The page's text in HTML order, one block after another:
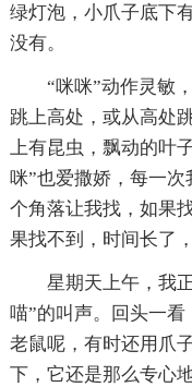
绿灯泡，小爪子底下
没有。
“咪咪”动作灵敏
跳上高处，或从高处
上有昆虫，飘动的叶
咪”也爱撒娇，每一
个角落让我找，如果
果找不到，时间长了
星期天上午，我
喵”的叫声。回头一
老鼠呢，有时还用爪
下，它还是那么专心